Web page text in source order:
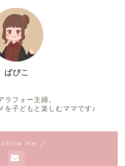
ぱぴこ
ラフォー主婦。
を子どもと楽しむママです♪
me ／